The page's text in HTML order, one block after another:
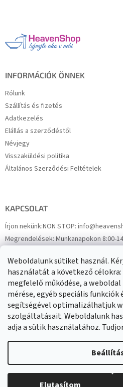
Weboldalunk sütiket használ.
használatát a következő
megfelelő működése, a
mérése, egyéb speciális funkciók
segítségével optimalizálhatjuk
szolgáltatásait. Weboldalunk
adja a sütik használatához.
INFORMÁCIÓK ÖNNEK
Rólunk
Szállítás és fizetés
Adatkezelés
Elállás a szerződéstől
Névjegy
Visszaküldési politika
Általános Szerződési Feltételek
KAPCSOLAT
Írjon nekünk:NON STOP:
Megrendelések:Munkanapokon 8:00-
FacebookHeavenShop.sk
Eredményeink